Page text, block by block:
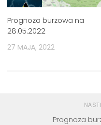
Prognoza burzowa na
28.05.2022
27 MAJA, 2022
Prognoza